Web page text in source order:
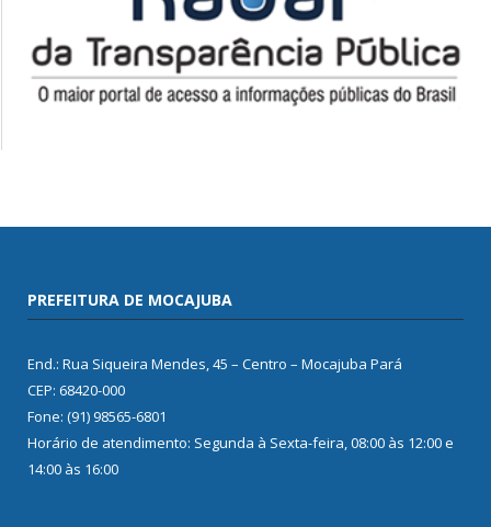
PREFEITURA DE MOCAJUBA
End.: Rua Siqueira Mendes, 45 – Centro – Mocajuba Pará
CEP: 68420-000
Fone: (91) 98565-6801
Horário de atendimento: Segunda à Sexta-feira, 08:00 às 12:00 e
14:00 às 16:00